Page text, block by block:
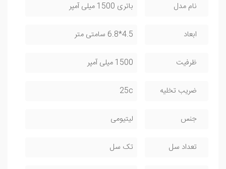
نام مدل باتری 1500 میلی آمپر
ابعاد 4.5*6.8 سامتی متر
ظرفیت 1500 میلی آمپر
ضریب تخلیه 25c
جنس لیتیومی
تعداد سل تک سل